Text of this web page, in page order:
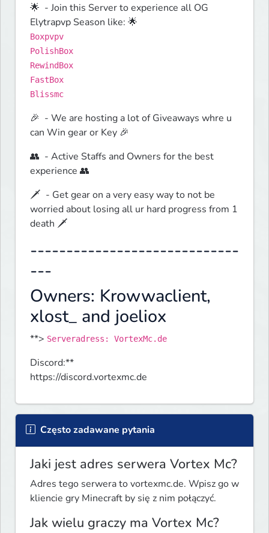
🌟  - Join this Server to experience all OG
Boxpvpv
PolishBox
RewindBox
FastBox
Blissmc
🎉  - We are hosting a lot of Giveaways whre u
can Win gear or Key 🎉
👥  - Active Staffs and Owners for the best
experience 👥
🗡️  - Get gear on a very easy way to not be
worried about losing all ur hard progress from 1
death 🗡️
-----------------------------
---
Owners: Krowwaclient,
xlost_ and joeliox
**> Serveradress: VortexMc.de
Discord:**
https://discord.vortexmc.de
Często zadawane pytania
Jaki jest adres serwera Vortex Mc?
Adres tego serwera to vortexmc.de. Wpisz go w
kliencie gry Minecraft by się z nim połączyć.
Jak wielu graczy ma Vortex Mc?